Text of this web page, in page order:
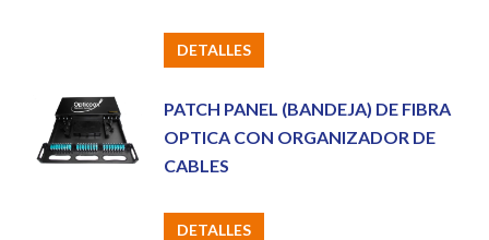
pueden
elegir
DETALLES
PATCH PANEL (BANDEJA) DE FIBRA
OPTICA CON ORGANIZADOR DE
CABLES
DETALLES